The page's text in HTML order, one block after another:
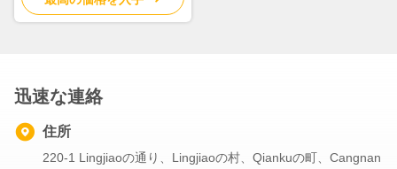
迅速な連絡
住所
220-1 Lingjiaoの通り、Lingjiaoの村、Qiankuの町、Cangnan